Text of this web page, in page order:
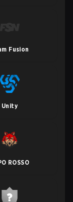
Fusion
Unity
ROSSO